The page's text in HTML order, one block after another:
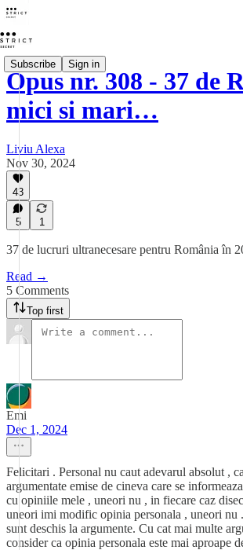
Subscribe Sign in
Opus nr. 308 - 37 de
mici si mari…
Liviu Alexa
Nov 30, 2024
43
5 1
37 de lucruri ultranecesare pentru România în
Read →
5 Comments
Top first
Emi
Dec 1, 2024
Felicitari . Personal nu caut adevarul absolut ,
argumentate emise de cineva care se
cu opiniile mele , uneori nu , in fiecare caz
uneori imi modific opinia personala , uneori nu
sunt deschis la argumente. Cu cat mai multe
consider ca opinia personala este mai aproape